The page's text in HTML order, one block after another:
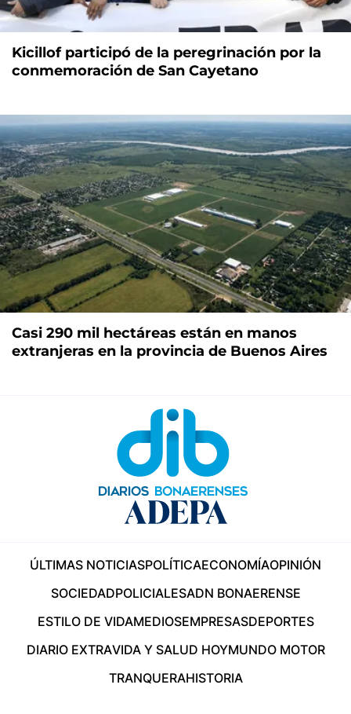
Kicillof participó de la peregrinación por la
conmemoración de San Cayetano
Casi 290 mil hectáreas están en manos
extranjeras en la provincia de Buenos Aires
ÚLTIMAS NOTICIASPOLÍTICAECONOMÍAOPINIÓN
SOCIEDADPOLICIALESADN BONAERENSE
ESTILO DE VIDAMEDIOSEMPRESASDEPORTES
DIARIO EXTRAVIDA Y SALUD HOYMUNDO MOTOR
TRANQUERAHISTORIA